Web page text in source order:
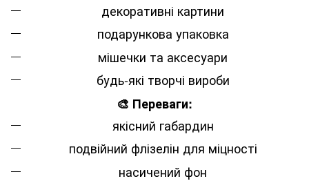
декоративні картини
подарункова упаковка
мішечки та аксесуари
будь-які творчі вироби
🎨 Переваги:
якісний габардин
подвійний флізелін для міцності
насичений фон